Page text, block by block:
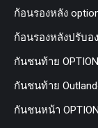
ก้อนรองหลัง
ก้อนรองหลังปรับอง
กันชนท้าย OPTION
กันชนท้าย
กันชนหน้า OPTION